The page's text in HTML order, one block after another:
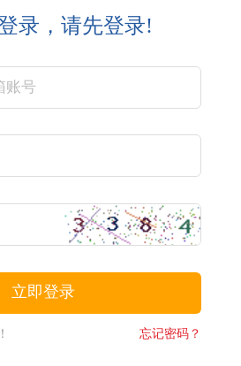
录，请先登录!
忘记密码？